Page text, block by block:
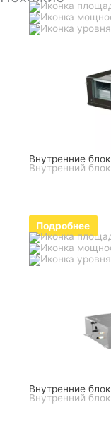
Внутренние
Внутренний
Подробнее
Внутренние
Внутренний